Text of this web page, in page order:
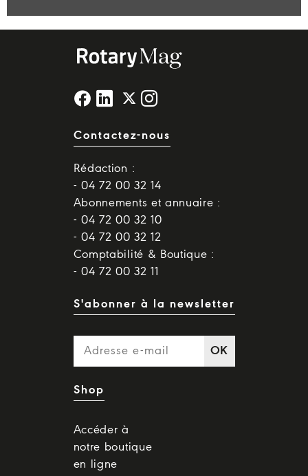
Contactez-nous
Rédaction :
- 04 72 00 32 14
Abonnements et annuaire :
- 04 72 00 32 10
- 04 72 00 32 12
Comptabilité & Boutique :
- 04 72 00 32 11
S'abonner à la newsletter
OK
Shop
Accéder à
notre boutique
en ligne